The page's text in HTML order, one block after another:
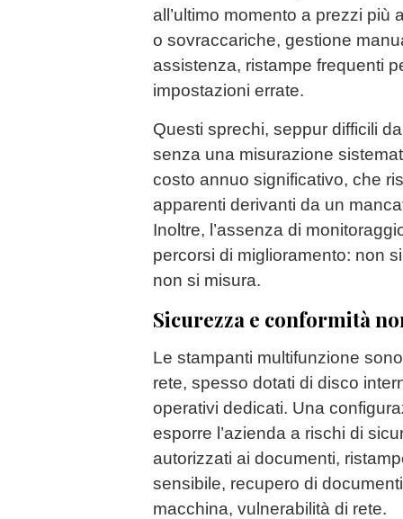
all’ultimo momento a prezzi più
o sovraccariche, gestione
assistenza, ristampe frequenti
impostazioni errate.
Questi sprechi, seppur difficili
senza una misurazione
costo annuo significativo, che
apparenti derivanti da un
Inoltre, l’assenza di
percorsi di miglioramento: non
non si misura.
Sicurezza e conformità
Le stampanti multifunzione
rete, spesso dotati di disco
operativi dedicati. Una
esporre l’azienda a rischi di
autorizzati ai documenti,
sensibile, recupero di
macchina, vulnerabilità di rete.